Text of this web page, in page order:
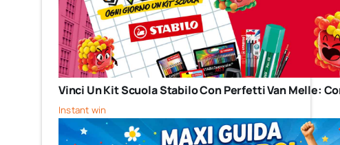
Vinci Un Kit Scuola Stabilo Con Perfetti Van Melle:
Instant win